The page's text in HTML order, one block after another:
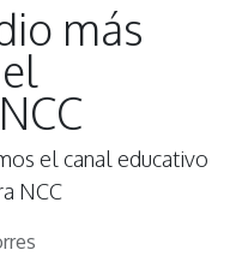
más
el canal educativo
NCC